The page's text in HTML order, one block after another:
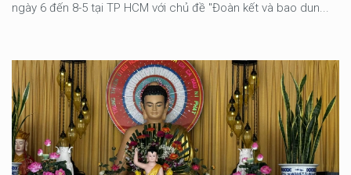
ngày 6 đến 8-5 tại TP HCM với chủ đề "Đoàn kết và bao dun...